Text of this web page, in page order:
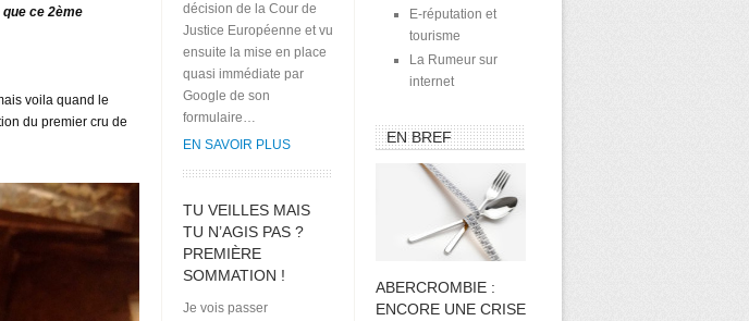
ce 2ème
voila quand le
du premier cru de
décision de la Cour de
Justice Européenne et vu
ensuite la mise en place
quasi immédiate par
Google de son
formulaire…
EN SAVOIR PLUS
TU VEILLES MAIS
TU N’AGIS PAS ?
PREMIÈRE
SOMMATION !
Je vois passer
E-réputation et
tourisme
La Rumeur sur
internet
EN BREF
ABERCROMBIE :
ENCORE UNE CRISE